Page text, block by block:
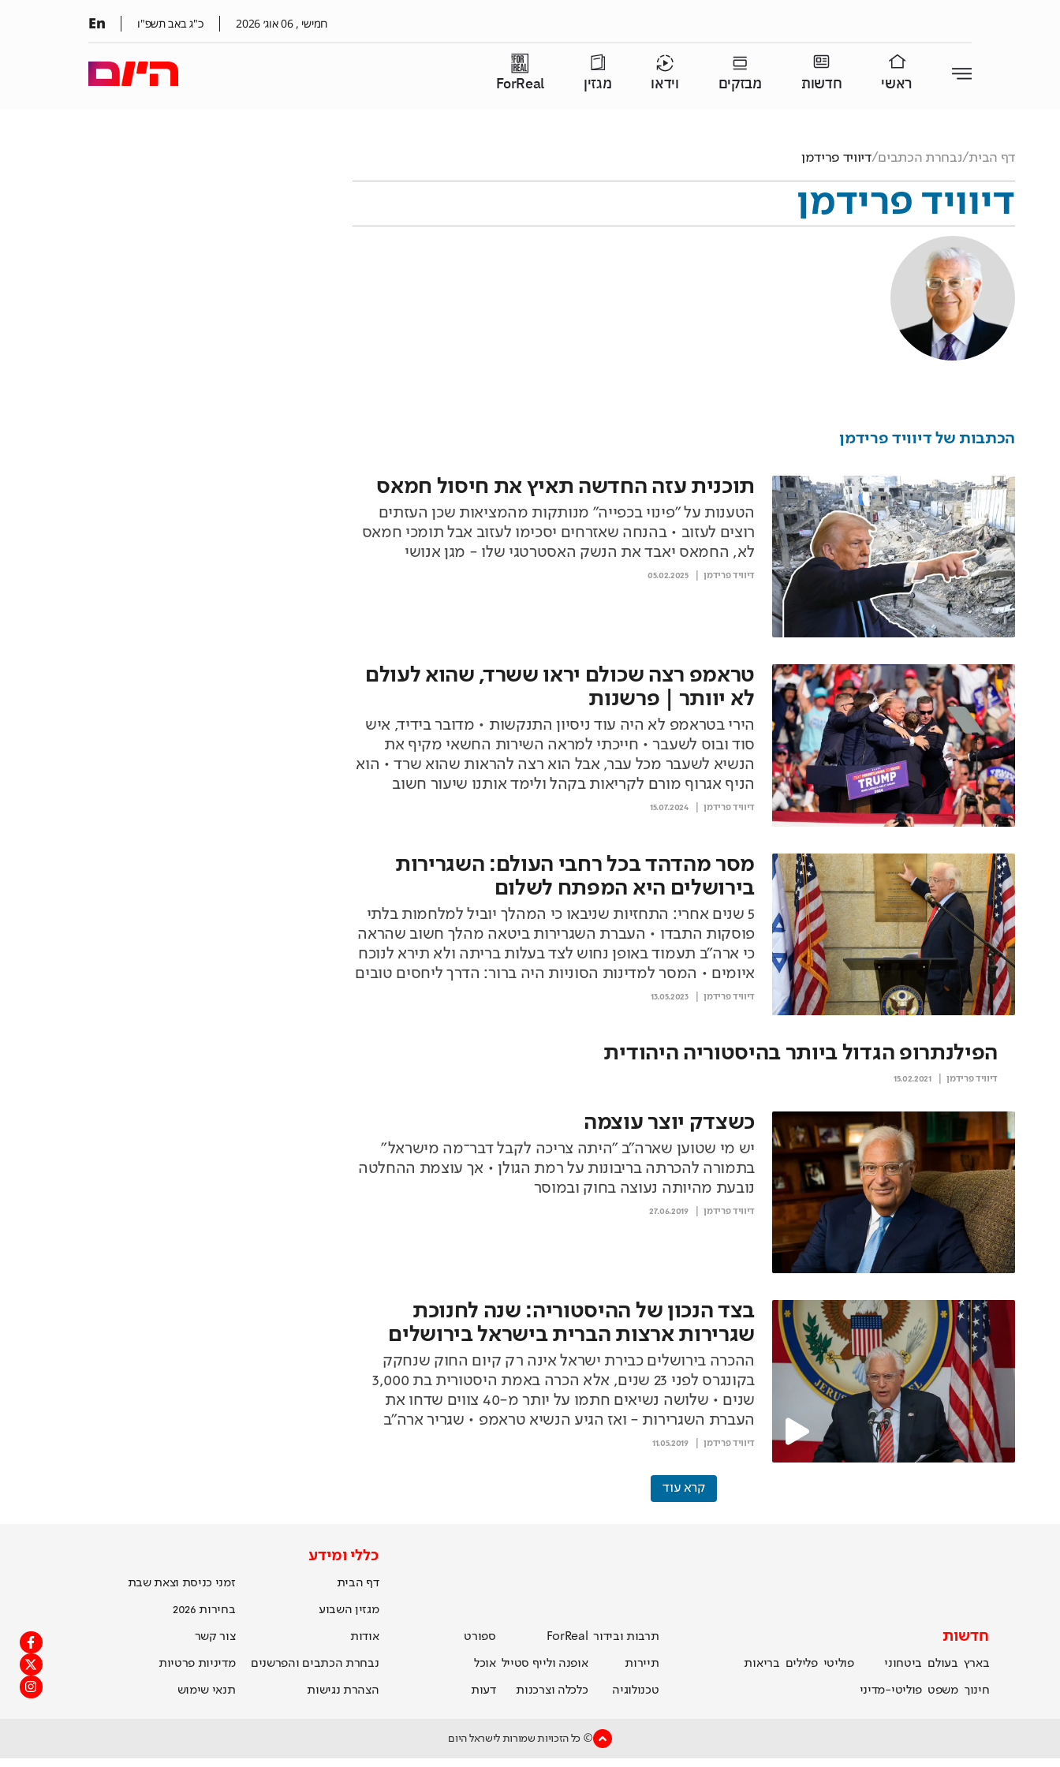
חמישי , 06אוג׳ 2026 כ"ג באב תשפ"ו En
ראשי חדשות מבזקים וידאו מגזין ForReal
דף הבית/נבחרת הכתבים/דיוויד פרידמן
דיוויד פרידמן
הכתבות של דיוויד פרידמן
תוכנית עזה החדשה תאיץ את חיסול חמאס
הטענות על ״פינוי בכפייה״ מנותקות מהמציאות שכן העזתים
רוצים לעזוב • בהנחה שאזרחים יסכימו לעזוב אבל תומכי חמאס
לא, החמאס יאבד את הנשק האסטרטגי שלו - מגן אנושי
דיוויד פרידמן 05.02.2025
טראמפ רצה שכולם יראו ששרד, שהוא לעולם
לא יוותר | פרשנות
הירי בטראמפ לא היה עוד ניסיון התנקשות • מדובר בידיד, איש
סוד ובוס לשעבר • חייכתי למראה השירות החשאי מקיף את
הנשיא לשעבר מכל עבר, אבל הוא רצה להראות שהוא שרד • הוא
הניף אגרוף מורם לקריאות בקהל ולימד אותנו שיעור חשוב
דיוויד פרידמן 15.07.2024
מסר מהדהד בכל רחבי העולם: השגרירות
בירושלים היא המפתח לשלום
5 שנים אחרי: התחזיות שניבאו כי המהלך יוביל למלחמות בלתי
פוסקות התבדו • העברת השגרירות ביטאה מהלך חשוב שהראה
כי ארה"ב תעמוד באופן נחוש לצד בעלות בריתה ולא תירא לנוכח
איומים • המסר למדינות הסוניות היה ברור: הדרך ליחסים טובים
יותר עם אמריקה עוברת בירושלים
דיוויד פרידמן 13.05.2023
הפילנתרופ הגדול ביותר בהיסטוריה היהודית
דיוויד פרידמן 15.02.2021
כשצדק יוצר עוצמה
יש מי שטוען שארה"ב "היתה צריכה לקבל דבר־מה מישראל"
בתמורה להכרתה בריבונות על רמת הגולן • אך עוצמת ההחלטה
נובעת מהיותה נעוצה בחוק ובמוסר
דיוויד פרידמן 27.06.2019
בצד הנכון של ההיסטוריה: שנה לחנוכת
שגרירות ארצות הברית בישראל בירושלים
ההכרה בירושלים כבירת ישראל אינה רק קיום החוק שנחקק
בקונגרס לפני 23 שנים, אלא הכרה באמת היסטורית בת 3,000
שנים • שלושה נשיאים חתמו על יותר מ-40 צווים שדחו את
העברת השגרירות - ואז הגיע הנשיא טראמפ • שגריר ארה"ב
בירושלים במאמר מיוחד ל"ישראל היום"
דיוויד פרידמן 11.05.2019
קרא עוד
חדשות
בארץ בעולם ביטחוני פוליטי פלילים בריאות
חינוך משפט פוליטי-מדיני
תרבות ובידור ForReal ספורט
תיירות אופנה ולייף סטייל אוכל
טכנולוגיה כלכלה וצרכנות דעות
כללי ומידע
דף הבית זמני כניסת וצאת שבת
מגזין השבוע בחירות 2026
אודות צור קשר
נבחרת הכתבים והפרשנים מדיניות פרטיות
הצהרת נגישות תנאי שימוש
© כל הזכויות שמורות לישראל היום